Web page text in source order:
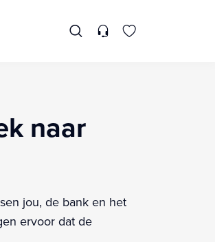
naar
jou, de bank en het
ervoor dat de